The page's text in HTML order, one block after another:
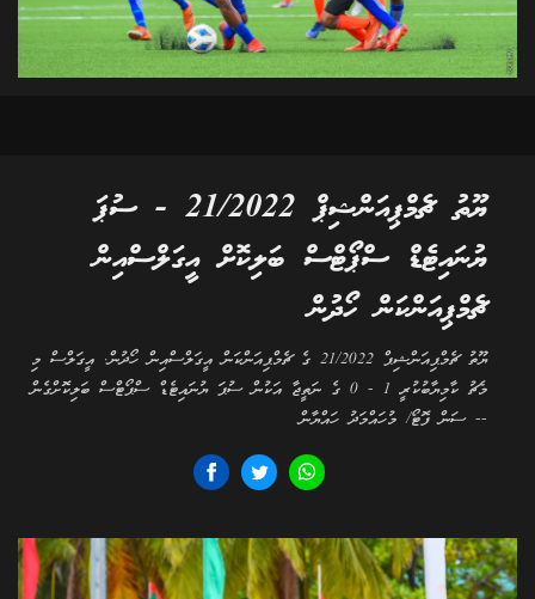
ޔޫތު ޗެމްޕިއަންޝިޕް 21/2022 - ސުޕަ
ޔުނައިޓެޑް ސްޕޯޓްސް ބަލިކޮށް އީގަލްސްއިން
ޗެމްޕިއަންކަން ހޯދުން
ޔޫތު ޗެމްޕިއަންޝިޕް 21/2022 ގެ ޗެމްޕިއަންކަން އީގަލްސްއިން ހޯދުން. އީގަލްސް މި
މެޗު ކާމިޔާބުކުރީ 1 - 0 ގެ ނަތީޖާ އަކުން ސުޕަ ޔުނައިޓެޑް ސްޕޯޓްސް ބަލިކޮށްގެން
-- ސަން ފޮޓޯ/ މުހައްމަދު ހައްޔާން